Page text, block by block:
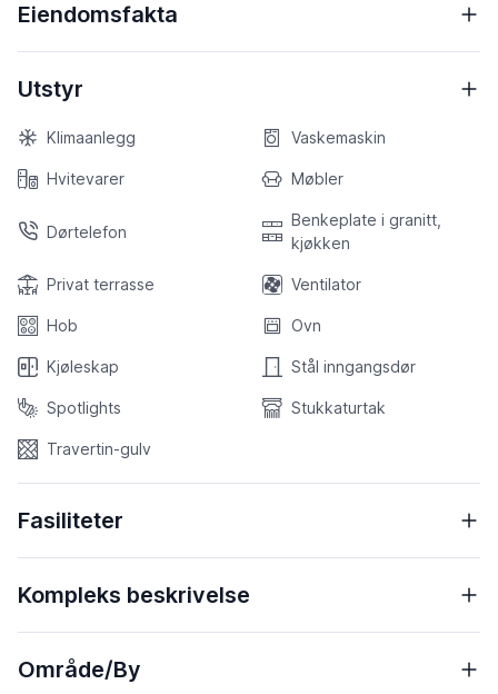
Eiendomsfakta
Utstyr
Klimaanlegg Vaskemaskin
Hvitevarer Møbler
Dørtelefon
Benkeplate i granitt,
kjøkken
Privat terrasse Ventilator
Hob Ovn
Kjøleskap Stål inngangsdør
Spotlights Stukkaturtak
Travertin-gulv
Fasiliteter
Kompleks beskrivelse
Område/By